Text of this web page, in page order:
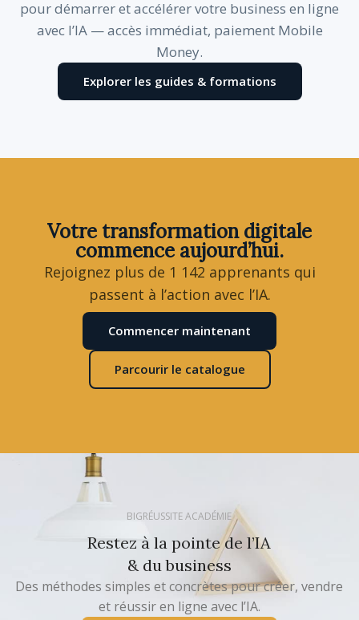
pour démarrer et accélérer votre business en ligne
avec l’IA — accès immédiat, paiement Mobile
Money.
Explorer les guides & formations
Votre transformation digitale
commence aujourd’hui.
Rejoignez plus de 1 142 apprenants qui
passent à l’action avec l’IA.
Commencer maintenant
Parcourir le catalogue
BIGRÉUSSITE ACADÉMIE
Restez à la pointe de l’IA
& du business
Des méthodes simples et concrètes pour créer, vendre
et réussir en ligne avec l’IA.